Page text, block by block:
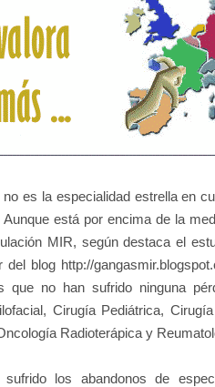
es la especialidad estrella en
Aunque está por encima de la
MIR, según destaca el
del blog http://
que no han sufrido ninguna
Cirugía Pediátrica,
Radioterápica y
los abandonos de